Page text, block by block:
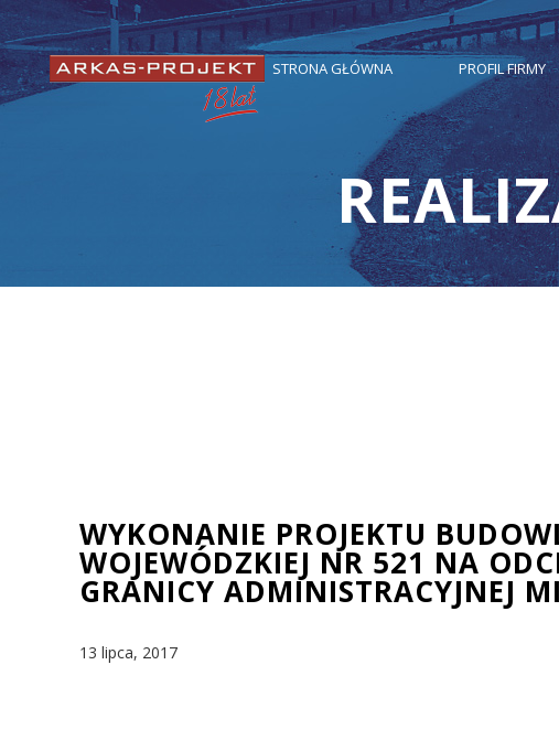
STRONA GŁÓWNA PROFIL FIRMY
WYKONANIE PROJEKTU
WOJEWÓDZKIEJ NR 521 NA
GRANICY ADMINISTRACYJNEJ
13 lipca, 2017